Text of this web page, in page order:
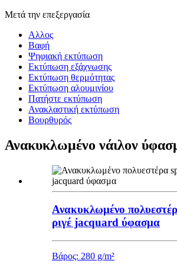
Μετά την επεξεργασία
Αλλος
Βαφή
Ψηφιακή εκτύπωση
Εκτύπωση εξάχνωσης
Εκτύπωση θερμότητας
Εκτύπωση αλουμινίου
Πατήστε εκτύπωση
Ανακλαστική εκτύπωση
Βουρθυρός
Ανακυκλωμένο νάιλον
Ανακυκλωμένο
ριγέ jacquard ύφασμα
Βάρος: 280 g/m²